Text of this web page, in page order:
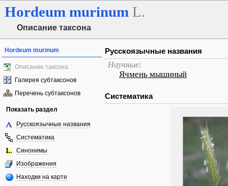
Hordeum murinum L.
Описание таксона
Hordeum murinum
Описание таксона
Галерея субтаксонов
Перечень субтаксонов
Показать раздел
Русскоязычные названия
Систематика
Синонимы
Изображения
Находки на карте
Русскоязычные названия
Научные:
Ячмень мышиный
Систематика